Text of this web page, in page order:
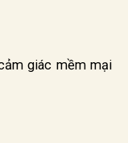
giác mềm mại